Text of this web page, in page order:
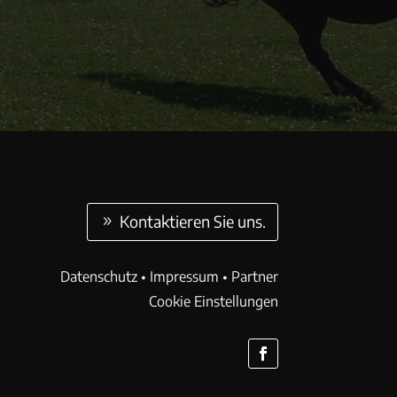
Kontaktieren Sie uns.
Datenschutz• Impressum • Partner
Cookie Einstellungen